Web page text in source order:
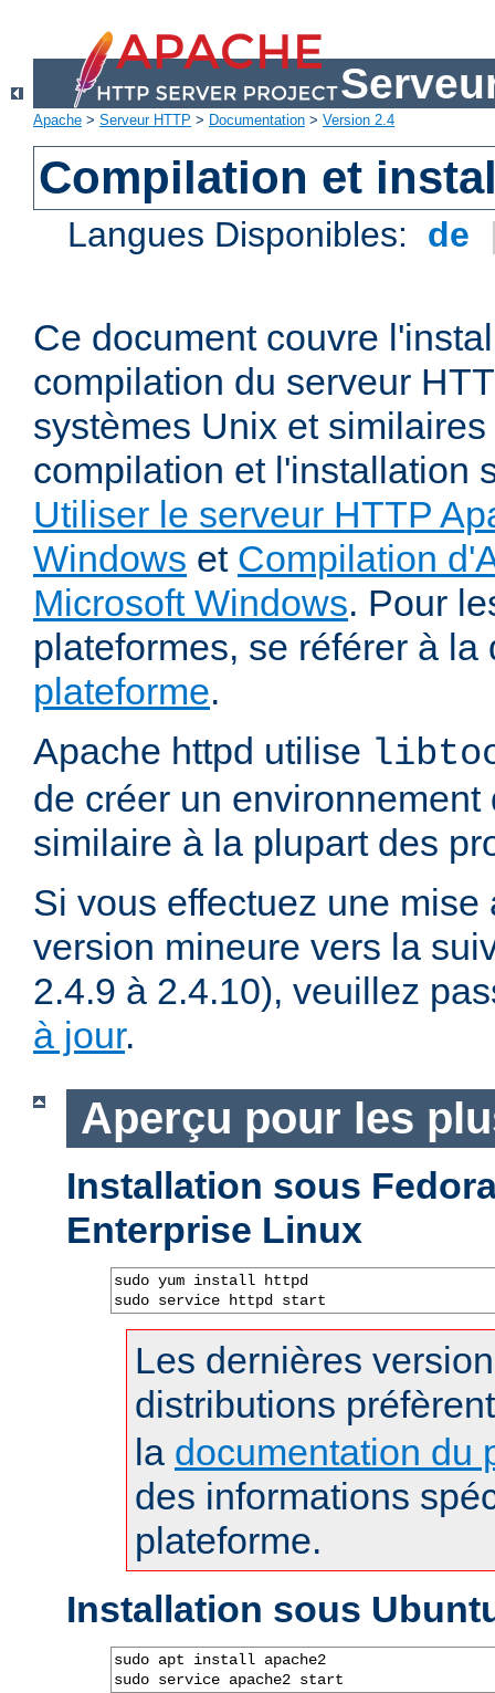
Apache > Serveur HTTP > Documentation > Version 2.4
Compilation et
Langues Disponibles: de
Ce document couvre
compilation du serveur
systèmes Unix et
compilation et l'installation
Utiliser le serveur HTTP
Windows et Compilation
Microsoft Windows. Pour
plateformes, se référer à
plateforme.
Apache httpd utilise
de créer un environnement
similaire à la plupart des
Si vous effectuez une
version mineure vers la
2.4.9 à 2.4.10), veuillez
à jour.
Aperçu pour les
Installation sous
Enterprise Linux
sudo yum install httpd
sudo service httpd start
Les dernières
distributions
la documentation du
des informations
plateforme.
Installation sous
sudo apt install apache2
sudo service apache2 start